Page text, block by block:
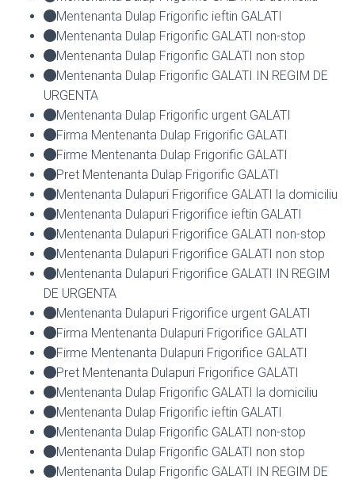
Mentenanta Dulap Frigorific ieftin GALATI
Mentenanta Dulap Frigorific GALATI non-stop
Mentenanta Dulap Frigorific GALATI non stop
Mentenanta Dulap Frigorific GALATI IN REGIM DE
URGENTA
Mentenanta Dulap Frigorific urgent GALATI
Firma Mentenanta Dulap Frigorific GALATI
Firme Mentenanta Dulap Frigorific GALATI
Pret Mentenanta Dulap Frigorific GALATI
Mentenanta Dulapuri Frigorifice GALATI la domiciliu
Mentenanta Dulapuri Frigorifice ieftin GALATI
Mentenanta Dulapuri Frigorifice GALATI non-stop
Mentenanta Dulapuri Frigorifice GALATI non stop
Mentenanta Dulapuri Frigorifice GALATI IN REGIM
DE URGENTA
Mentenanta Dulapuri Frigorifice urgent GALATI
Firma Mentenanta Dulapuri Frigorifice GALATI
Firme Mentenanta Dulapuri Frigorifice GALATI
Pret Mentenanta Dulapuri Frigorifice GALATI
Mentenanta Dulap Frigorific GALATI la domiciliu
Mentenanta Dulap Frigorific ieftin GALATI
Mentenanta Dulap Frigorific GALATI non-stop
Mentenanta Dulap Frigorific GALATI non stop
Mentenanta Dulap Frigorific GALATI IN REGIM DE